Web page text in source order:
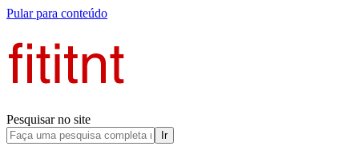
Pular para conteúdo
Pesquisar no site
Ir